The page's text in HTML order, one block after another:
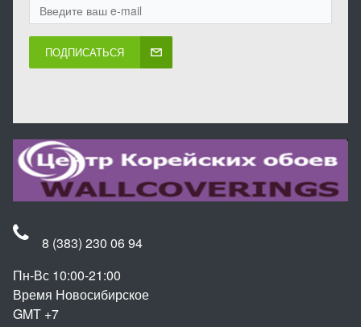
ПОДПИСАТЬСЯ
8 (383) 230 06 94
Пн-Вс 10:00-21:00
Время Новосибирское
GMT +7